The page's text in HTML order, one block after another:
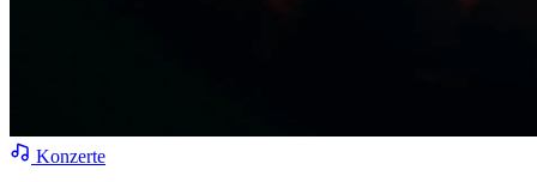
Konzerte